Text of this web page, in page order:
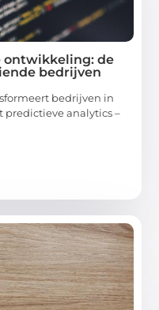
ontwikkeling: de
bedrijven
bedrijven in
predictieve analytics –